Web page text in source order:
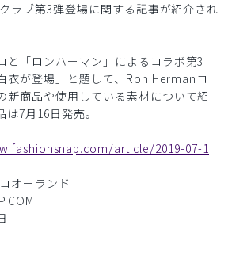
ラブ第3弾登場に関する記事が紹介され
と「ロンハーマン」によるコラボ第3
衣が登場」と題して、Ron Hermanコ
新商品や使用している素材について紹
7月16日発売。
article/2019-07-1
オーランド